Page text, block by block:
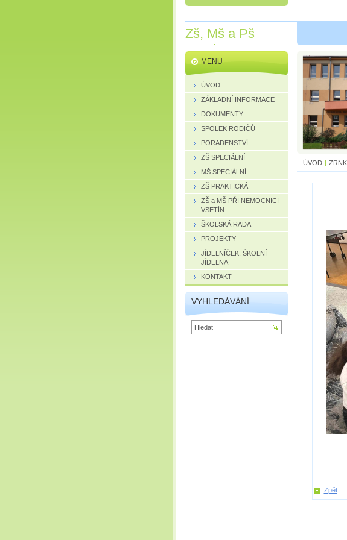
Zš, Mš a Pš
Vsetín
ÚVOD |
Zpět
MENU
ÚVOD
ZÁKLADNÍ INFORMACE
DOKUMENTY
SPOLEK RODIČŮ
PORADENSTVÍ
ZŠ SPECIÁLNÍ
MŠ SPECIÁLNÍ
ZŠ PRAKTICKÁ
ZŠ a MŠ PŘI NEMOCNICI
VSETÍN
ŠKOLSKÁ RADA
PROJEKTY
JÍDELNÍČEK, ŠKOLNÍ
JÍDELNA
KONTAKT
VYHLEDÁVÁNÍ